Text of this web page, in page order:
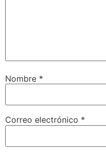
Nombre *
Correo electrónico *